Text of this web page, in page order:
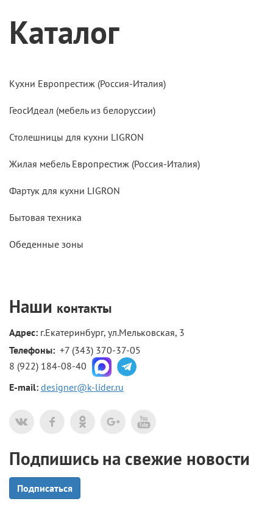
Каталог
Кухни Европрестиж (Россия-Италия)
ГеосИдеал (мебель из белоруссии)
Столешницы для кухни LIGRON
Жилая мебель Европрестиж (Россия-Италия)
Фартук для кухни LIGRON
Бытовая техника
Обеденные зоны
Наши контакты
Адрес: г.Екатеринбург, ул.Мельковская, 3
Телефоны: +7 (343) 370-37-05
8 (922) 184-08-40
E-mail: designer@k-lider.ru
Подпишись на свежие новости